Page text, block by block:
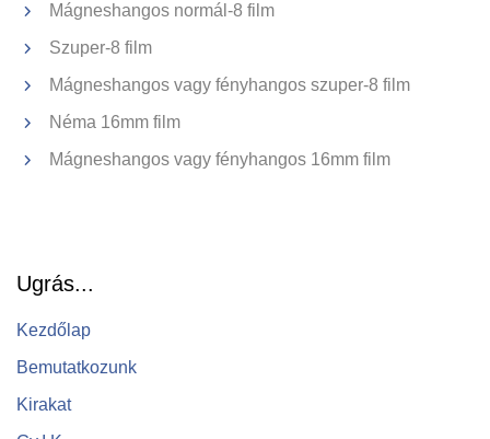
Normál-8 film
Mágneshangos normál-8 film
Szuper-8 film
Mágneshangos vagy fényhangos szuper-8 film
Néma 16mm film
Mágneshangos vagy fényhangos 16mm film
Ugrás...
Kezdőlap
Bemutatkozunk
Kirakat